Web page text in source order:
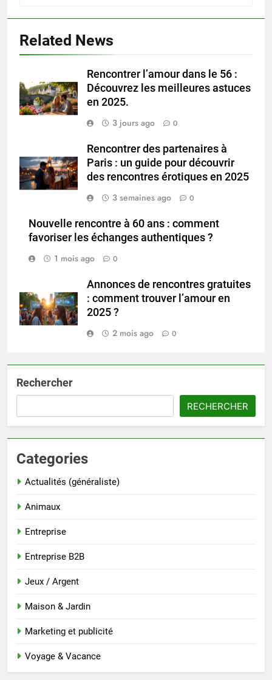
Related News
Rencontrer l’amour dans le 56 :
Découvrez les meilleures astuces
en 2025.
3 jours ago
0
Rencontrer des partenaires à
Paris : un guide pour découvrir
des rencontres érotiques en 2025
3 semaines ago
0
Nouvelle rencontre à 60 ans : comment
favoriser les échanges authentiques ?
1 mois ago
0
Annonces de rencontres gratuites
: comment trouver l’amour en
2025 ?
2 mois ago
0
Rechercher
RECHERCHER
Categories
Actualités (généraliste)
Animaux
Entreprise
Entreprise B2B
Jeux / Argent
Maison & Jardin
Marketing et publicité
Voyage & Vacance